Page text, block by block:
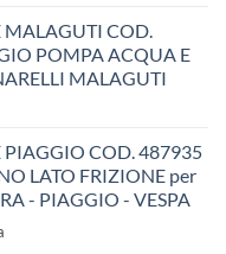
COD.
POMPA ACQUA E
MALAGUTI
COD. 487935
LATO FRIZIONE per
- PIAGGIO - VESPA